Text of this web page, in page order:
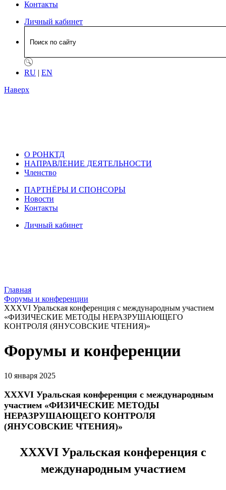
Контакты
Личный кабинет
RU | EN
Наверх
О РОНКТД
НАПРАВЛЕНИЕ ДЕЯТЕЛЬНОСТИ
Членство
ПАРТНЁРЫ И СПОНСОРЫ
Новости
Контакты
Личный кабинет
Главная
Форумы и конференции
XXXVI Уральская конференция с международным участием
«ФИЗИЧЕСКИЕ МЕТОДЫ НЕРАЗРУШАЮЩЕГО
КОНТРОЛЯ (ЯНУСОВСКИЕ ЧТЕНИЯ)»
Форумы и конференции
10 января 2025
XXXVI Уральская конференция с международным
участием «ФИЗИЧЕСКИЕ МЕТОДЫ
НЕРАЗРУШАЮЩЕГО КОНТРОЛЯ
(ЯНУСОВСКИЕ ЧТЕНИЯ)»
XXXVI Уральская конференция с
международным участием